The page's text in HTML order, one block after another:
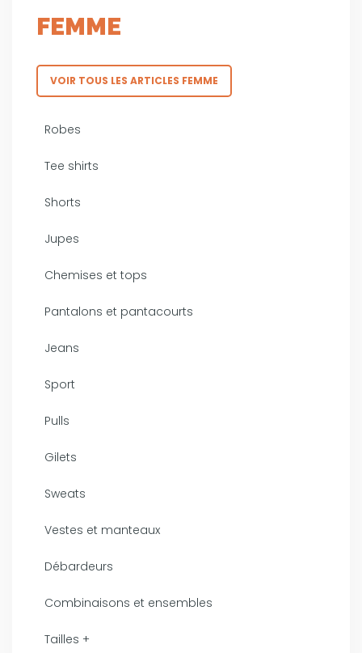
FEMME
VOIR TOUS LES ARTICLES FEMME
Robes
Tee shirts
Shorts
Jupes
Chemises et tops
Pantalons et pantacourts
Jeans
Sport
Pulls
Gilets
Sweats
Vestes et manteaux
Débardeurs
Combinaisons et ensembles
Tailles +